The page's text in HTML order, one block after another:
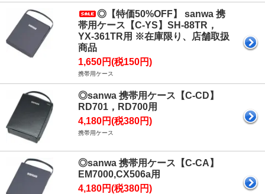
◎【特価50%OFF】 sanwa 携
帯用ケース【C-YS】SH-88TR，
YX-361TR用 ※在庫限り、店舗取扱
商品
1,650円(税150円)
携帯用ケース
◎sanwa 携帯用ケース【C-CD】
RD701，RD700用
4,180円(税380円)
携帯用ケース
◎sanwa 携帯用ケース【C-CA】
EM7000,CX506a用
4,180円(税380円)